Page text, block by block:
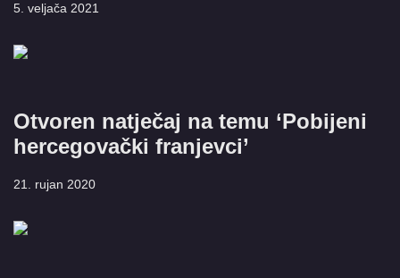
5. veljača 2021
Otvoren natječaj na temu ‘Pobijeni
hercegovački franjevci’
21. rujan 2020